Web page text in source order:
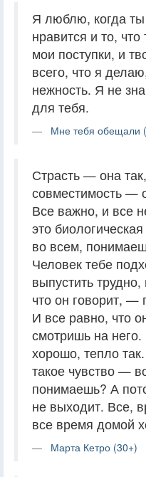
Я люблю, когда
нравится и то,
мои поступки, и
всего, что я
нежность. Я не
для тебя.
Мне тебя обещали
Страсть — она
совместимость —
Все важно, и все
это
во всем,
Человек тебе
выпустить
что он говорит, —
И все равно, что
смотришь на
хорошо, тепло
такое чувство —
понимаешь? А
не выходит. Все,
все время домой
Марта Кетро (30+)